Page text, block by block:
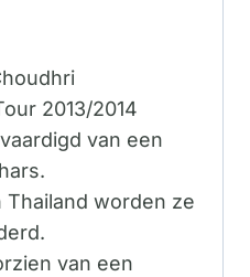
2013/2014
van een
Thailand worden ze
van een